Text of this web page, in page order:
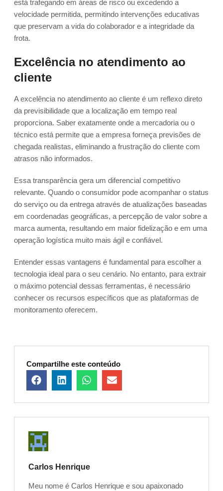
está trafegando em áreas de risco ou excedendo a
velocidade permitida, permitindo intervenções educativas
que preservam a vida do colaborador e a integridade da
frota.
Excelência no atendimento ao
cliente
A excelência no atendimento ao cliente é um reflexo direto
da previsibilidade que a localização em tempo real
proporciona. Saber exatamente onde a mercadoria ou o
técnico está permite que a empresa forneça previsões de
chegada realistas, eliminando a frustração do cliente com
atrasos não informados.
Essa transparência gera um diferencial competitivo
relevante. Quando o consumidor pode acompanhar o status
do serviço ou da entrega através de atualizações baseadas
em coordenadas geográficas, a percepção de valor sobre a
marca aumenta, resultando em maior fidelização e em uma
operação logística muito mais ágil e confiável.
Entender essas vantagens é fundamental para escolher a
tecnologia ideal para o seu cenário. No entanto, para extrair
o máximo potencial dessas ferramentas, é necessário
conhecer os recursos específicos que as plataformas de
monitoramento oferecem.
Compartilhe este conteúdo
Carlos Henrique
Meu nome é Carlos Henrique e sou apaixonado